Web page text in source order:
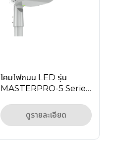
โคมไฟถนน LED รุ่น
MASTERPRO-5 Series
โรงงาน
ดูรายละเอียด